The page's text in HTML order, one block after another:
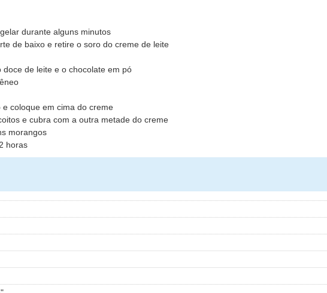
durante alguns minutos
de baixo e retire o soro do creme de leite
de leite e o chocolate em pó
coloque em cima do creme
e cubra com a outra metade do creme
morangos
horas